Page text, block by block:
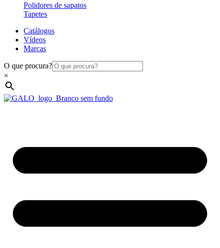
Polidores de sapatos
Tapetes
Catálogos
Vídeos
Marcas
O que procura?
×